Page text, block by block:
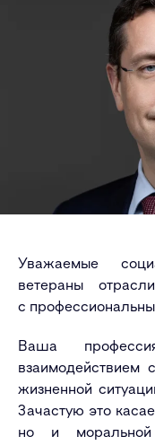
Уважаемые
ветераны
с
Ваша
взаимодействием
жизненной
Зачастую это
но и